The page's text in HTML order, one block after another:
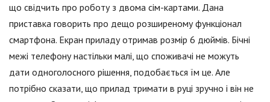
що свідчить про роботу з двома сім-картами. Дана
приставка говорить про дещо розширеному функціонал
смартфона. Екран приладу отримав розмір 6 дюймів. Бічні
межі телефону настільки малі, що споживачі не можуть
дати одноголосного рішення, подобається їм це. Але
потрібно сказати, що прилад тримати в руці зручно і він не